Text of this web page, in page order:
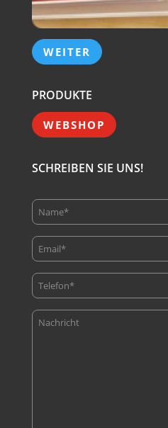
WEITER
PRODUKTE
WEBSHOP
SCHREIBEN SIE UNS!